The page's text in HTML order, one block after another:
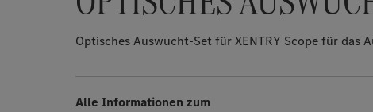
Optisches Auswucht-Set für XENTRY Scope für das
Alle Informationen zum